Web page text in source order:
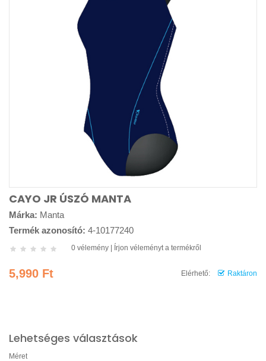
CAYO JR ÚSZÓ MANTA
Márka: Manta
Termék azonosító: 4-10177240
0 vélemény Írjon véleményt a termékről
Elérhető: Raktáron
5,990 Ft
Lehetséges választások
Méret